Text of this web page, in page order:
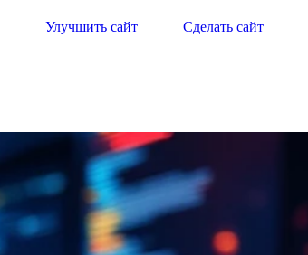
Улучшить сайт Сделать сайт